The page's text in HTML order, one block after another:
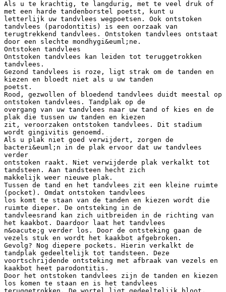
Als u te krachtig, te langdurig, met te veel druk of
met een harde tandenborstel poetst, kunt u
letterlijk uw tandvlees wegpoetsen. Ook ontstoken
tandvlees (parodontitis) is een oorzaak van
terugtrekkend tandvlees. Ontstoken tandvlees ontstaat
door een slechte mondhygi&euml;ne.
Ontstoken tandvlees
Ontstoken tandvlees kan leiden tot teruggetrokken
tandvlees.
Gezond tandvlees is roze, ligt strak om de tanden en
kiezen en bloedt niet als u uw tanden
poetst.
Rood, gezwollen of bloedend tandvlees duidt meestal op
ontstoken tandvlees. Tandplak op de
overgang van uw tandvlees naar uw tand of kies en de
plak die tussen uw tanden en kiezen
zit, veroorzaken ontstoken tandvlees. Dit stadium
wordt gingivitis genoemd.
Als u plak niet goed verwijdert, zorgen de
bacteri&euml;n in de plak ervoor dat uw tandvlees
verder
ontstoken raakt. Niet verwijderde plak verkalkt tot
tandsteen. Aan tandsteen hecht zich
makkelijk weer nieuwe plak.
Tussen de tand en het tandvlees zit een kleine ruimte
(pocket). Omdat ontstoken tandvlees
los komt te staan van de tanden en kiezen wordt die
ruimte dieper. De ontsteking in de
tandvleesrand kan zich uitbreiden in de richting van
het kaakbot. Daardoor laat het tandvlees
n&oacute;g verder los. Door de ontsteking gaan de
vezels stuk en wordt het kaakbot afgebroken.
Gevolg? Nog diepere pockets. Hierin verkalkt de
tandplak gedeeltelijk tot tandsteen. Deze
voortschrijdende ontsteking met afbraak van vezels en
kaakbot heet parodontitis.
Door het ontstoken tandvlees zijn de tanden en kiezen
los komen te staan en is het tandvlees